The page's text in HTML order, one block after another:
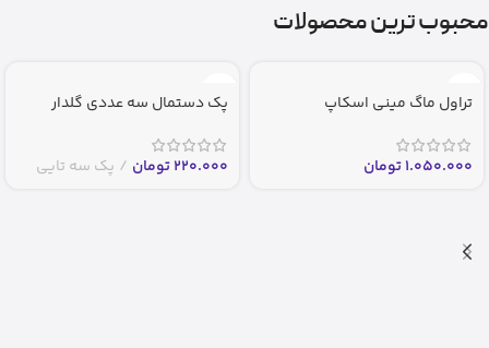
محبوب ترین محصولات
تراول ماگ مینی اسکاپ
1.050.000تومان
پک دستمال سه عددی گلدار
220.000تومان پک سه تایی